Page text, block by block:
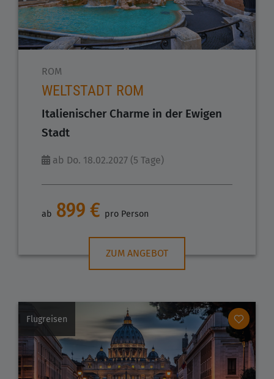
ROM
WELTSTADT ROM
Italienischer Charme in der Ewigen
Stadt
ab Do. 18.02.2027 (5 Tage)
ab 899 € pro Person
ZUM ANGEBOT
Flugreisen